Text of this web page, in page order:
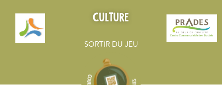
Culture
SORTIR DU JEU